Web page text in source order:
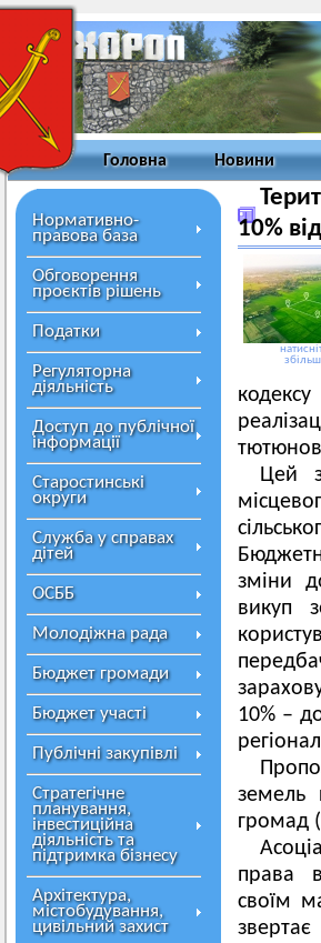
Головна Новини
Нормативно-
правова база
Обговорення
проєктів рішень
Податки
Регуляторна
діяльність
Доступ до публічної
інформації
Старостинські
округи
Служба у справах
дітей
ОСББ
Молодіжна рада
Бюджет громади
Бюджет участі
Публічні закупівлі
Стратегічне
планування,
інвестиційна
діяльність та
підтримка бізнесу
Архітектура,
містобудування,
цивільний захист
10%
Цей
зміни
викуп
10% –
земель
громад
права
своїм